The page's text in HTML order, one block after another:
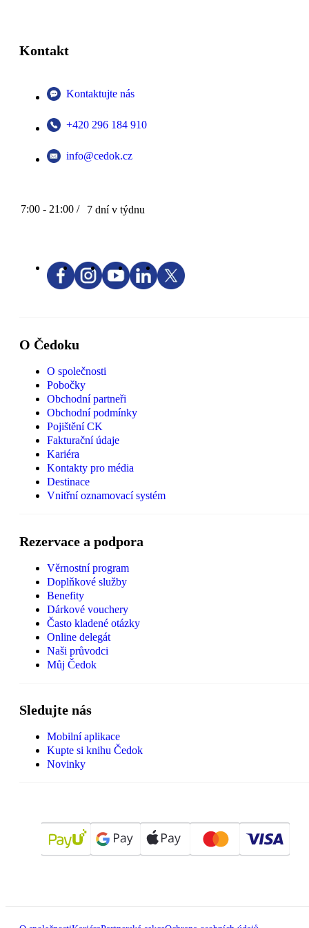
Kontakt
Kontaktujte nás
+420 296 184 910
info@cedok.cz
7:00 - 21:00 / 7 dní v týdnu
O Čedoku
O společnosti
Pobočky
Obchodní partneři
Obchodní podmínky
Pojištění CK
Fakturační údaje
Kariéra
Kontakty pro média
Destinace
Vnitřní oznamovací systém
Rezervace a podpora
Věrnostní program
Doplňkové služby
Benefity
Dárkové vouchery
Často kladené otázky
Online delegát
Naši průvodci
Můj Čedok
Sledujte nás
Mobilní aplikace
Kupte si knihu Čedok
Novinky